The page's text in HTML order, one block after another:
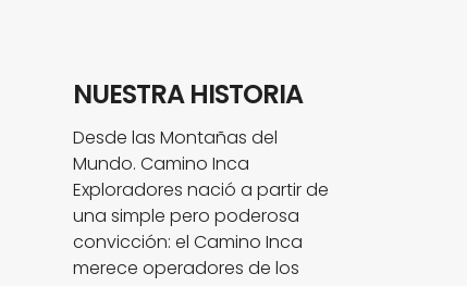
NUESTRA HISTORIA
Desde las Montañas del
Mundo. Camino Inca
Exploradores nació a partir de
una simple pero poderosa
convicción: el Camino Inca
merece operadores de los